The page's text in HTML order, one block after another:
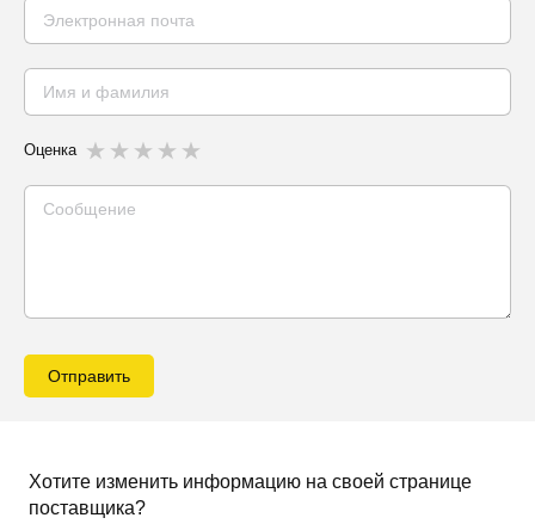
Оценка
Отправить
Хотите изменить информацию на своей странице
поставщика?